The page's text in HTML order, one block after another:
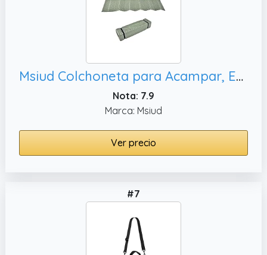
Msiud Colchoneta para Acampar, Esterilla Aislante Exteriores IsotéRmica Plegable Ultraligera Colchoneta de Espuma para Senderismo Mochileros Camping Playa Viajes (Verde Militar)
Nota: 7.9
Marca: Msiud
Ver precio
#7